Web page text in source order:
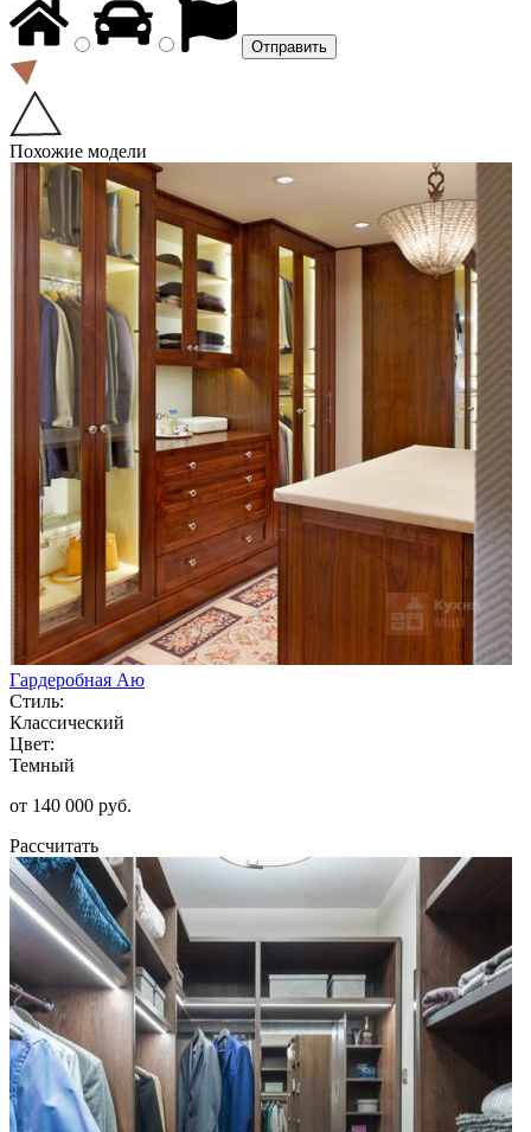
Похожие модели
Гардеробная Аю
Стиль:
Классический
Цвет:
Темный
от 140 000 руб.
Рассчитать